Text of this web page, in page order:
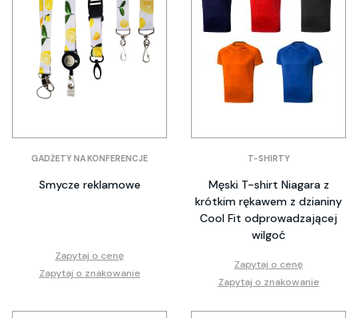
GADŻETY NA KONFERENCJE
Smycze reklamowe
Zapytaj o cenę
Zapytaj o znakowanie
T-SHIRTY
Męski T-shirt Niagara z
krótkim rękawem z dzianiny
Cool Fit odprowadzającej
wilgoć
Zapytaj o cenę
Zapytaj o znakowanie